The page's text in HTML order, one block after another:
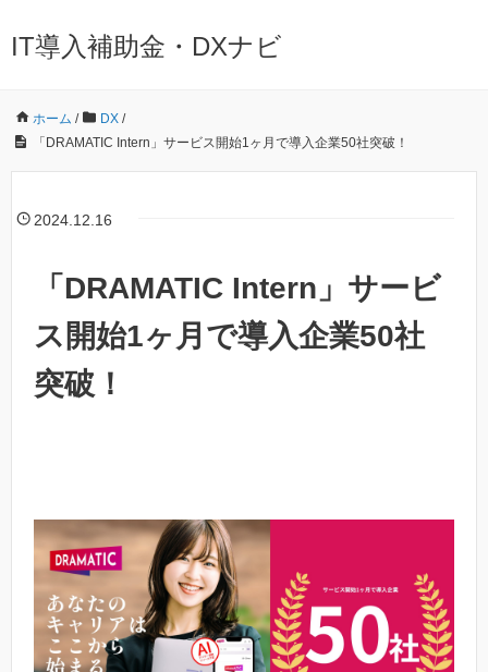
IT導入補助金・DXナビ
ホーム / DX /
「DRAMATIC Intern」サービス開始1ヶ月で導入企業50社突破！
2024.12.16
「DRAMATIC Intern」サービ
ス開始1ヶ月で導入企業50社
突破！